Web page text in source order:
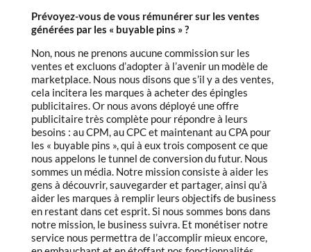
Prévoyez-vous de vous rémunérer sur les ventes
générées par les « buyable pins » ?
Non, nous ne prenons aucune commission sur les
ventes et excluons d’adopter à l’avenir un modèle de
marketplace. Nous nous disons que s’il y a des ventes,
cela incitera les marques à acheter des épingles
publicitaires. Or nous avons déployé une offre
publicitaire très complète pour répondre à leurs
besoins : au CPM, au CPC et maintenant au CPA pour
les « buyable pins », qui à eux trois composent ce que
nous appelons le tunnel de conversion du futur. Nous
sommes un média. Notre mission consiste à aider les
gens à découvrir, sauvegarder et partager, ainsi qu’à
aider les marques à remplir leurs objectifs de business
en restant dans cet esprit. Si nous sommes bons dans
notre mission, le business suivra. Et monétiser notre
service nous permettra de l’accomplir mieux encore,